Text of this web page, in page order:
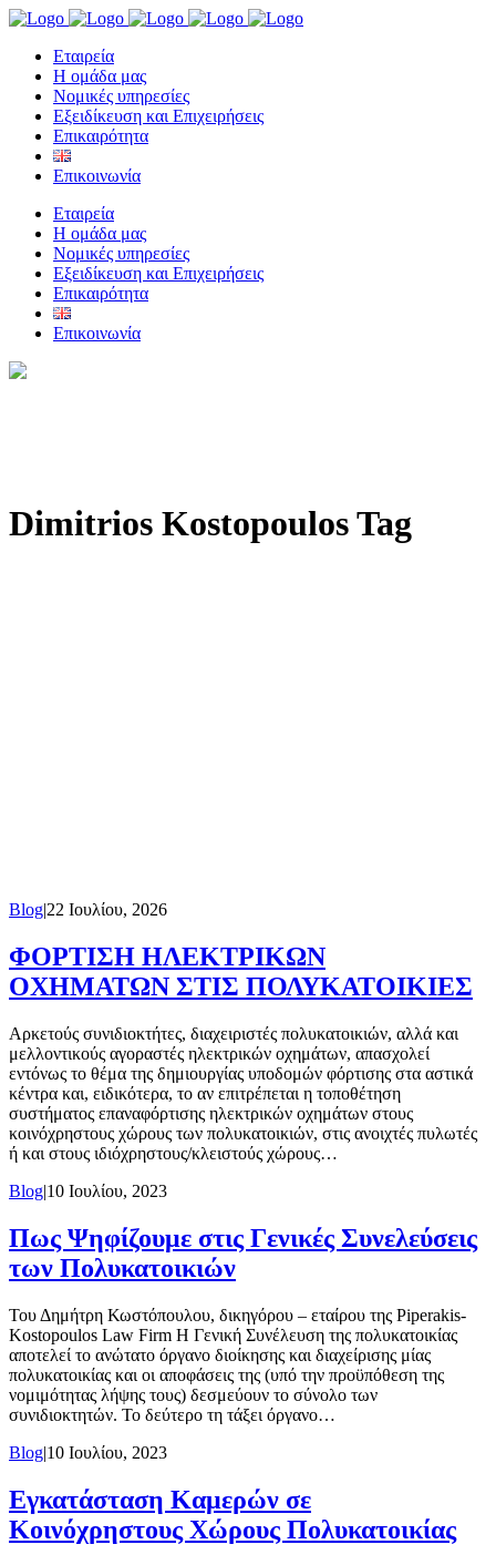
Eταιρεία
Η ομάδα μας
Νομικές υπηρεσίες
Εξειδίκευση και Επιχειρήσεις
Επικαιρότητα
Επικοινωνία
Eταιρεία
Η ομάδα μας
Νομικές υπηρεσίες
Εξειδίκευση και Επιχειρήσεις
Επικαιρότητα
Επικοινωνία
Dimitrios Kostopoulos Tag
Blog|22 Ιουλίου, 2026
ΦΟΡΤΙΣΗ ΗΛΕΚΤΡΙΚΩΝ
ΟΧΗΜΑΤΩΝ ΣΤΙΣ ΠΟΛΥΚΑΤΟΙΚΙΕΣ
Αρκετούς συνιδιοκτήτες, διαχειριστές πολυκατοικιών, αλλά και
μελλοντικούς αγοραστές ηλεκτρικών οχημάτων, απασχολεί
εντόνως το θέμα της δημιουργίας υποδομών φόρτισης στα αστικά
κέντρα και, ειδικότερα, το αν επιτρέπεται η τοποθέτηση
συστήματος επαναφόρτισης ηλεκτρικών οχημάτων στους
κοινόχρηστους χώρους των πολυκατοικιών, στις ανοιχτές πυλωτές
ή και στους ιδιόχρηστους/κλειστούς χώρους…
Blog|10 Ιουλίου, 2023
Πως Ψηφίζουμε στις Γενικές Συνελεύσεις
των Πολυκατοικιών
Του Δημήτρη Κωστόπουλου, δικηγόρου – εταίρου της Piperakis-
Kostopoulos Law Firm Η Γενική Συνέλευση της πολυκατοικίας
αποτελεί το ανώτατο όργανο διοίκησης και διαχείρισης μίας
πολυκατοικίας και οι αποφάσεις της (υπό την προϋπόθεση της
νομιμότητας λήψης τους) δεσμεύουν το σύνολο των
συνιδιοκτητών. Το δεύτερο τη τάξει όργανο…
Blog|10 Ιουλίου, 2023
Εγκατάσταση Καμερών σε
Κοινόχρηστους Χώρους Πολυκατοικίας